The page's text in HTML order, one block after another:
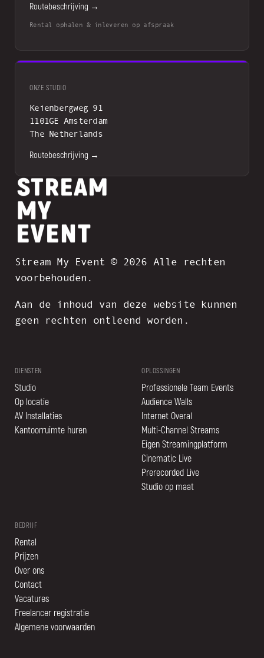
Routebeschrijving →
Rental ophalen & inleveren op afspraak
ONZE STUDIO
Keienbergweg 91
1101GE Amsterdam
The Netherlands
Routebeschrijving →
Stream My Event © 2026 Alle rechten
voorbehouden.
Aan de inhoud van deze website kunnen
geen rechten ontleend worden.
DIENSTEN
Studio
Op locatie
AV Installaties
Kantoorruimte huren
OPLOSSINGEN
Professionele Team Events
Audience Walls
Internet Overal
Multi-Channel Streams
Eigen Streamingplatform
Cinematic Live
Prerecorded Live
Studio op maat
BEDRIJF
Rental
Prijzen
Over ons
Contact
Vacatures
Freelancer registratie
Algemene voorwaarden